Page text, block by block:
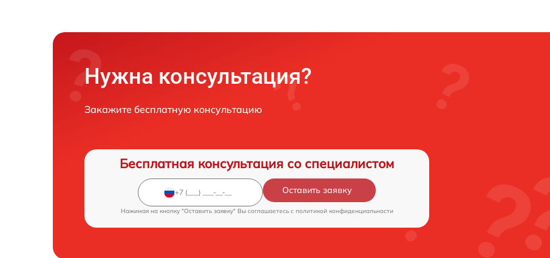
Нужна консультация?
Закажите бесплатную консультацию
Бесплатная консультация со специалистом
Оставить заявку
Нажимая на кнопку "Оставить заявку" Вы соглашаетесь c политикой конфиденциальности